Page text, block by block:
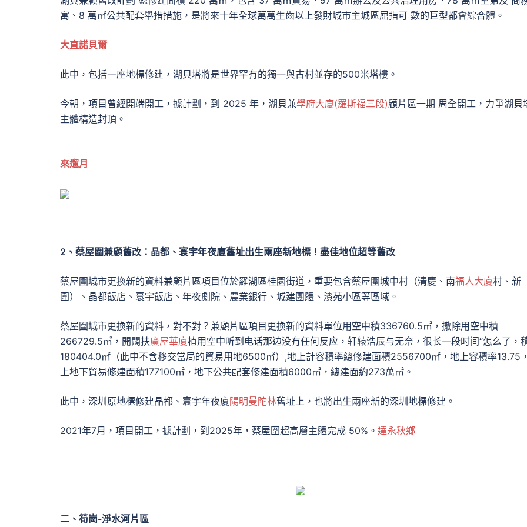
寓、8 萬㎡公共配套舉措措施，是將來十年全球萬萬生齒以上發財城市主城區屈指可 數的巨型都會綜合體。
大直諾貝爾
此中，包括一座地標修建，湖貝塔將是世界罕有的獨一與古村並存的500米塔樓。
今朝，項目曾經開端開工，據計劃，到 2025 年，湖貝兼學府大廈(羅斯福三段)顧片區一期 周全開工，力爭湖貝
主體構造封頂。
來遛月
2、蔡屋圍兼顧舊改： 晶都、寰宇年夜廈舊址出生兩座新地標！盡佳地位超等舊改
蔡屋圍城市更換新的資料兼顧片區項目位於羅湖區桂園街道，重要包含蔡屋圍城中村（清慶、南福人大廈村、新
圍）、晶都飯店、寰宇飯店、年夜劇院、農業銀行、城建團體、濱苑小區等區域。
蔡屋圍城市更換新的資料，對不對？兼顧片區項目更換新的資料單位用空中積336760.5㎡，撤除用空中積
266729.5㎡，開闢扶廣屋華廈植用空中听到电话那边没有任何反应，轩辕浩辰与无奈，很长一段时间“怎么了，
180404.0㎡（此中不含移交當局的貿易用地6500㎡）,地上計容積率總修建面積2556700㎡，地上容積率13.75
上地下貿易修建面積177100㎡，地下公共配套修建面積6000㎡，總建面約273萬㎡。
此中，深圳原地標修建晶都、寰宇年夜廈陽明曼陀林舊址上，也將出生兩座新的深圳地標修建。
2021年7月，項目開工，據計劃，到2025年，蔡屋圍超高層主體完成 50%。 達永秋鄉
二、筍崗-淨水河片區